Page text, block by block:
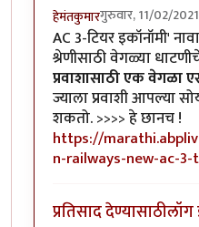
हेमंतकुमारगुरुवार, 11/02/
AC 3-टियर इकॉनॉमी'
श्रेणीसाठी वेगळ्या
प्रवाशासाठी एक वेगळा
ज्याला प्रवाशी आपल्या
शकतो. >>>> हे छानच !
https://
n-railways-new-ac-
प्रतिसाद देण्यासाठीलॉग